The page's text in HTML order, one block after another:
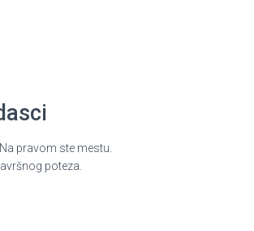
pravom ste mestu.
poteza.